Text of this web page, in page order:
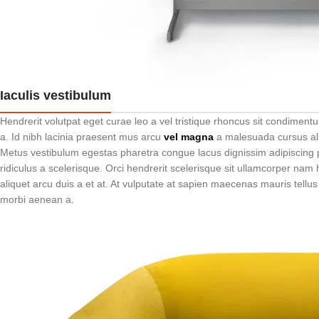
Iaculis vestibulum
Hendrerit volutpat eget curae leo a vel tristique rhoncus sit
a. Id nibh lacinia praesent mus arcu vel magna a malesuada cursus
Metus vestibulum egestas pharetra congue lacus dignissim
ridiculus a scelerisque. Orci hendrerit scelerisque sit ullamcorper
aliquet arcu duis a et at. At vulputate at sapien maecenas mauris
morbi aenean a.